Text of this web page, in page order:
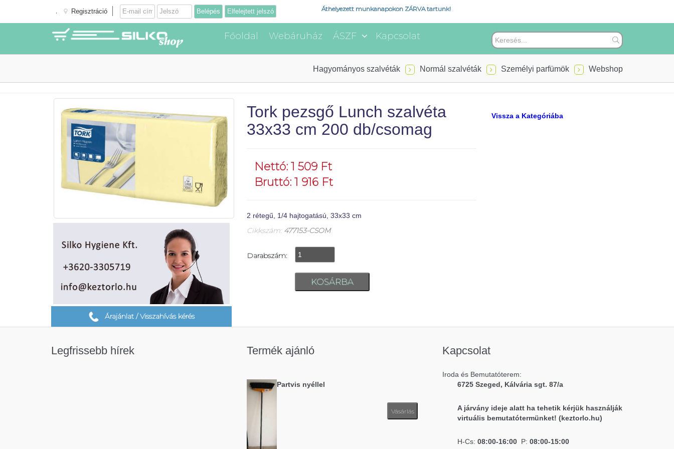
Regisztráció Elfelejtett jelszó Áthelyezett munkanapokon ZÁRVA tartunk!
Főoldal Webáruház ÁSZF Kapcsolat
Webshop
Személyi parfümök
Normál szalvéták
Hagyományos szalvéták
Árajánlat / Visszahívás kérés
Tork pezsgő Lunch szalvéta
33x33 cm 200 db/csomag
Nettó: 1 509 Ft
Bruttó: 1 916 Ft
2 rétegű, 1/4 hajtogatású, 33x33 cm
Cikkszám: 477153-CSOM
Darabszám:
Vissza a Kategóriába
Legfrissebb hírek Termék ajánló
Partvis nyéllel
Vásárlás
Kapcsolat
Iroda és Bemutatóterem:
6725 Szeged, Kálvária sgt. 87/a
A járvány ideje alatt ha tehetik kérjük használják
virtuális bemutatótermünket! (keztorlo.hu)
H-Cs: 08:00-16:00 P: 08:00-15:00